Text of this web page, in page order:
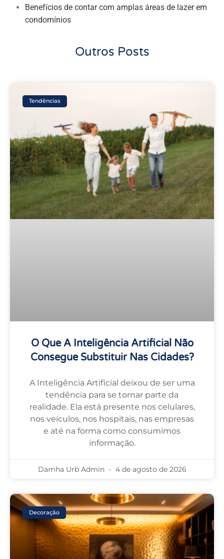
Benefícios de contar com amplas áreas de lazer em
condomínios
Outros Posts
Tendências
O Que A Inteligência Artificial Não
Consegue Substituir Nas Cidades?
A Inteligência Artificial deixou de ser uma
tendência para se tornar parte da
realidade. Ela está presente nos celulares,
nos veículos, nos hospitais, nas empresas
e até na forma como consumimos
informação.
Damha Urb Admin 4 de agosto de 2026
Decoração